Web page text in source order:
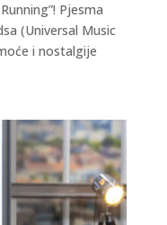
Pjesma
(Universal Music
i nostalgije